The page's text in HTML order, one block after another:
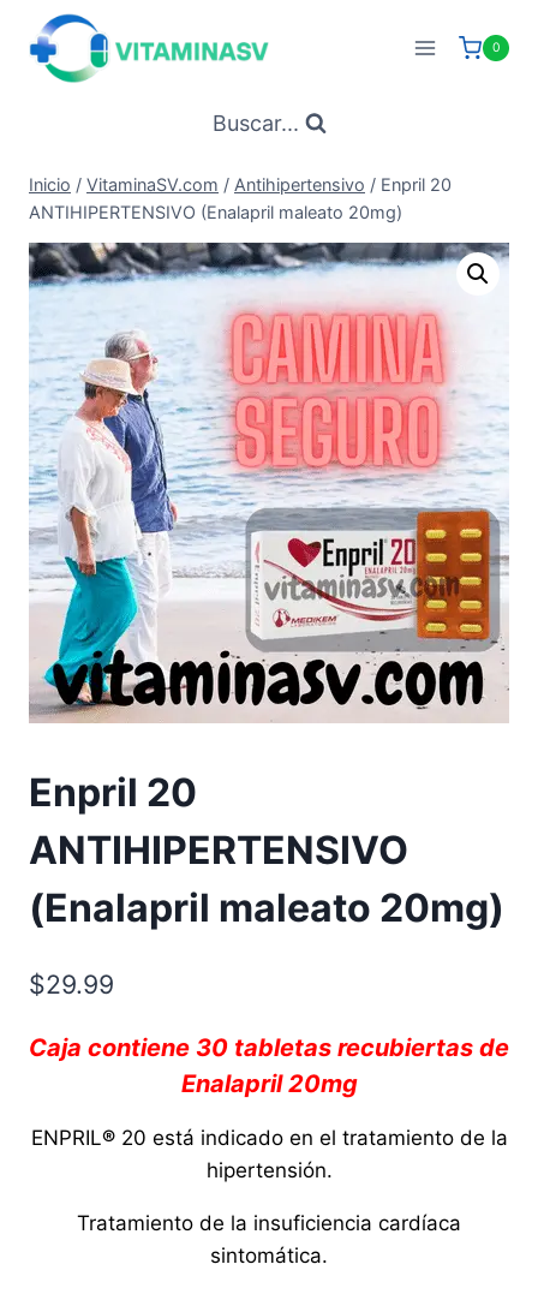
Saltar
contenido
0
Buscar...
Inicio / VitaminaSV.com / Antihipertensivo / Enpril 20
ANTIHIPERTENSIVO (Enalapril maleato 20mg)
Enpril 20
ANTIHIPERTENSIVO
(Enalapril maleato 20mg)
$29.99
Caja contiene 30 tabletas recubiertas de
Enalapril 20mg
ENPRIL®20 está indicado en el tratamiento de la
hipertensión.
Tratamiento de la insuficiencia cardíaca
sintomática.